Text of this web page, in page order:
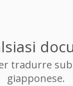
tradurre
giapponese.